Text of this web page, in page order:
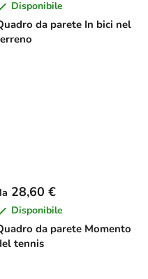
da parete In bici nel
Disponibile
da parete Momento
tennis
28,60 €
Disponibile